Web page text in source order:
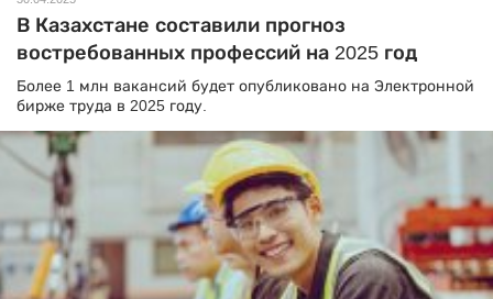
В Казахстане составили прогноз
востребованных профессий на 2025 год
Более 1 млн вакансий будет опубликовано на Электронной
бирже труда в 2025 году.